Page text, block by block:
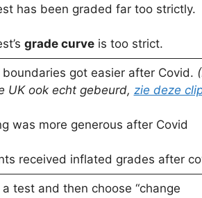
has been graded far too strictly.
grade curveis too strict.
boundaries got easier after Covid.
UK ook echt gebeurd, zie deze
was more generous after Covid
received inflated grades after
a test and then choose “change